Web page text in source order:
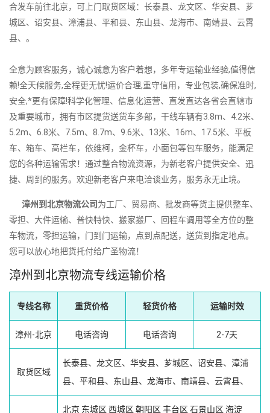
合发车前往北京，可上门取货区域：长泰县、龙文区、华安县、芗
城区、诏安县、漳浦县、平和县、东山县、龙海市、南靖县、云霄
县、。
全意为顾客服务，诚心诚意为客户着想，多年专运输业经验,值得信
赖!全天候服务,全程更无忧!运价合理,重守信用，专业包装,确保准时,
安全,*更有保障!科学化管理、信息化运营、直发直达各省会直辖市
及重要城市，拥有市区提货送货车多部，干线车辆有3.8m、4.2米、
5.2m、6.8米、7.5m、8.7m、9.6米、13米、16m、17.5米、平板
车、箱车、高栏车，依维柯，金杯车，小面包等包车服务，能满足
您的各种运输需求！通过整合物流资源，为新老客户提供安全、迅
捷、周到的服务。欢迎新老客户来电洽谈业务，服务永无止境。
漳州到北京物流公司为工厂、贸易商、批发商等货主提供整车、
零担、大件运输、普快特快、搬家搬厂、回程车调用等全方位的整
车物流，零担运输，门到门运输，点到点配送，送货到指定地点。
您可以放心地把货托付给广圣物流！
漳州到北京物流专线运输价格
专线名称 重货价格 轻货价格 运输时效
漳州-北京 电话咨询 电话咨询 2-7天
取货区域
长泰县、龙文区、华安县、芗城区、诏安县、漳浦
县、平和县、东山县、龙海市、南靖县、云霄县、
北京 东城区 西城区 朝阳区 丰台区 石景山区 海淀